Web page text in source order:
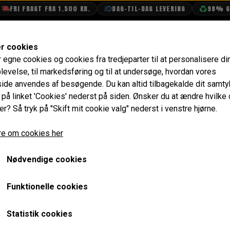
FRI FRAGT FRA 1.500 KR. DAG-TIL-DAG LEVERING 98%
Dæk 10" Hjul BRM Hjulsæt 4.5x10" og Yokohama
BRM Hjulsæt 4.5x10" og
Varenummer: BRM4510SORT
Komplet aluminiums hjulsæt (4 fælge) med Yokohama
Diameter 10"
cookies
egne cookies og cookies fra tredjeparter til at personalisere
til markedsføring og til at undersøge, hvordan vores
anvendes af besøgende. Du kan altid tilbagekalde dit
linket 'Cookies' nederst på siden. Ønsker du at ændre hvilke
Så tryk på "Skift mit cookie valg" nederst i venstre hjørne.
om cookies her
Nødvendige cookies
Funktionelle cookies
Statistik cookies